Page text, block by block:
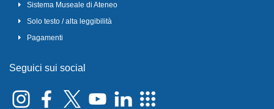
Sistema Museale di Ateneo
Solo testo / alta leggibilità
Pagamenti
Seguici sui social